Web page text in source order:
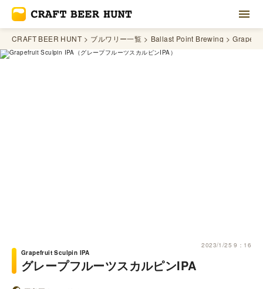
CRAFT BEER HUNT ブルワリー一覧 Ballast Point Brewing
2023/1/25 9：16
Grapefruit Sculpin IPA
グレープフルーツスカルピンIPA